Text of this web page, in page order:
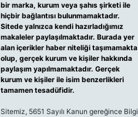
bir marka, kurum veya şahıs şirketi ile
hiçbir bağlantısı bulunmamaktadır.
Sitede yalnızca kendi hazırladığımız
makaleler paylaşılmaktadır. Burada yer
alan içerikler haber niteliği taşımamakta
olup, gerçek kurum ve kişiler hakkında
paylaşım yapılmamaktadır. Gerçek
kurum ve kişiler ile isim benzerlikleri
tamamen tesadüfidir.
Sitemiz, 5651 Sayılı Kanun gereğince Bilgi